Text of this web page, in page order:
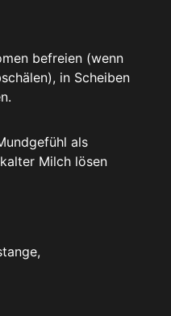
befreien (wenn
in Scheiben
als
Milch lösen